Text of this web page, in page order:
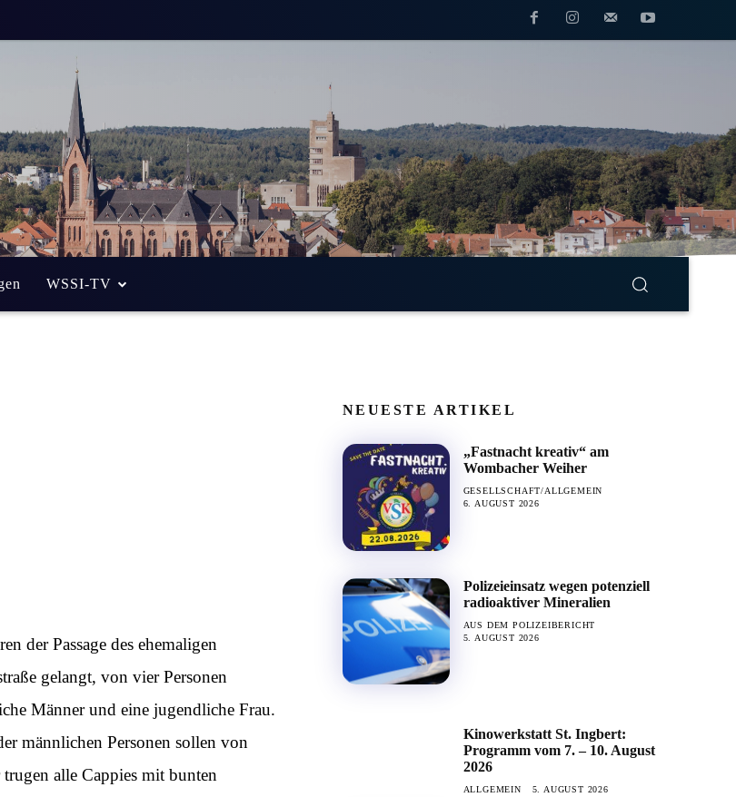
WSSI-TV
Raub zum
Frau
Weniger als eine Min. Lesezeit
der Passage des ehemaligen
gelangt, von vier Personen
Männer und eine jugendliche Frau.
männlichen Personen sollen von
alle Cappies mit bunten
NEUESTE ARTIKEL
„Fastnacht kreativ“ am
Wombacher Weiher
GESELLSCHAFT/ALLGEMEIN
6. AUGUST 2026
Polizeieinsatz wegen potenziell
radioaktiver Mineralien
AUS DEM POLIZEIBERICHT
5. AUGUST 2026
Kinowerkstatt St. Ingbert:
Programm vom 7. – 10. August
2026
ALLGEMEIN 5. AUGUST 2026